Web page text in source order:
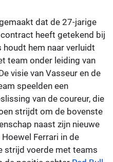
dat de 27-jarige
heeft getekend bij
houdt hem naar verluidt
team onder leiding van
visie van Vasseur en de
speelden een
van de coureur, die
strijdt om de bovenste
naast zijn nieuwe
Hoewel Ferrari in de
strijd voerde met teams